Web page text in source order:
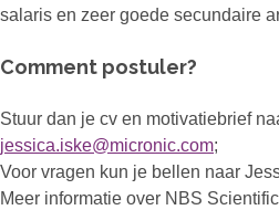
salaris en zeer goede secundaire
Comment postuler?
Stuur dan je cv en motivatiebrief
jessica.iske@micronic.com;
Voor vragen kun je bellen naar
Meer informatie over NBS